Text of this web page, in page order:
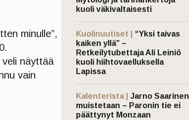
minulle”,
näyttää
vain
kuoli väkivaltaisesti
Kuolinuutiset |
“Yksi taivas
kaiken yllä” –
Retkeilytubettaja Ali Leiniö
kuoli hiihtovaelluksella
Lapissa
Kalenterista |
Jarno Saarinen
muistetaan – Paronin tie ei
päättynyt Monzaan